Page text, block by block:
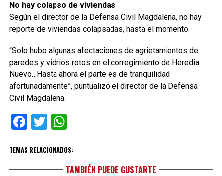
No hay colapso de viviendas
Según el director de la Defensa Civil Magdalena, no hay
reporte de viviendas colapsadas, hasta el momento.
“Solo hubo algunas afectaciones de agrietamientos de
paredes y vidrios rotos en el corregimiento de Heredia
Nuevo…Hasta ahora el parte es de tranquilidad
afortunadamente”, puntualizó el director de la Defensa
Civil Magdalena.
Facebook
TwitterWhatsApp
TEMAS RELACIONADOS:
TAMBIÉN PUEDE GUSTARTE